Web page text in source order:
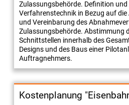
Zulassungsbehörde. Definition
Verfahrenstechnik in Bezug auf
und Vereinbarung des
Zulassungsbehörde. Abstimmung
Schnittstellen innerhalb des
Designs und des Baus einer
Auftragnehmers.
Kostenplanung